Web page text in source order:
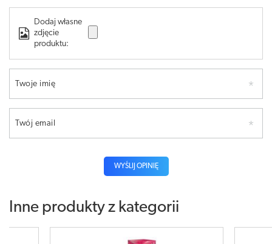
Dodaj własne
zdjęcie
produktu:
Twoje imię
Twój email
WYŚLIJ OPINIĘ
Inne produkty z kategorii